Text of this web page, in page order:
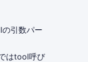
引数パー
はtool呼び